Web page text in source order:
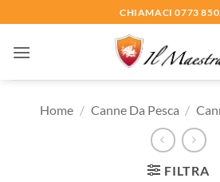
ai
contenuti
CHIAMACI 0773
Home / Canne Da Pesca /
FILTRA